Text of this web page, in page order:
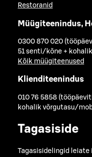
Restoranid
Müügiteenindus,
0300 870 020
51 senti/kõne +
Kõik müügiteenused
Klienditeenindus
010 76 5858
kohalik võrgutasu/
Tagasiside
Tagasisidelingid